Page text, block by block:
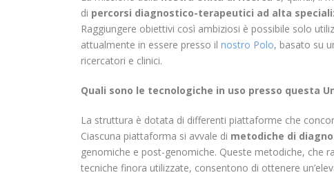
di percorsi diagnostico-terapeutici ad alta
Raggiungere obiettivi così ambiziosi è possibile solo
attualmente in essere presso il nostro Polo, basato su
ricercatori e clinici.
Quali sono le tecnologiche in uso presso questa
La struttura è dotata di differenti piattaforme che
Ciascuna piattaforma si avvale di metodiche di
genomiche e post-genomiche. Queste metodiche, che
tecniche finora utilizzate, consentono di ottenere